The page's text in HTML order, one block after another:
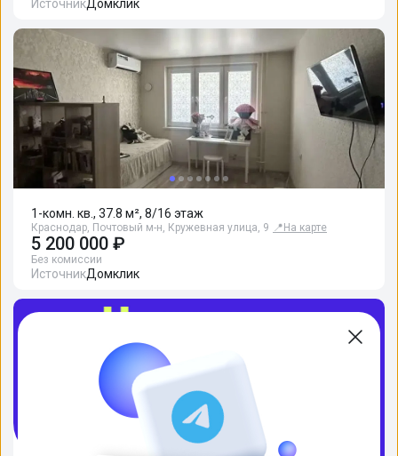
ИсточникДомклик
1-комн. кв., 37.8 м², 8/16 этаж
Краснодар, Почтовый м-н, Кружевная улица, 9 📍 На карте
5 200 000 ₽
Без комиссии
ИсточникДомклик